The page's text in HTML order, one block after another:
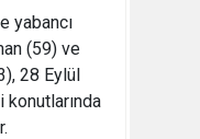
yabancı
(59) ve
28 Eylül